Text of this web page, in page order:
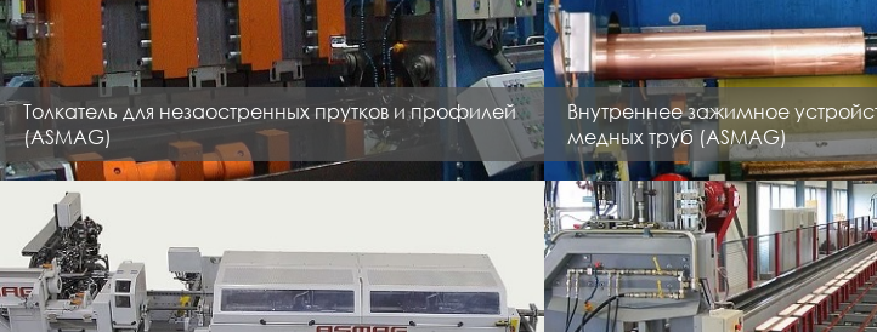
Толкатель для незаостренных прутков и профилей
(ASMAG)
Внутреннее зажимное
медных труб (ASMAG)